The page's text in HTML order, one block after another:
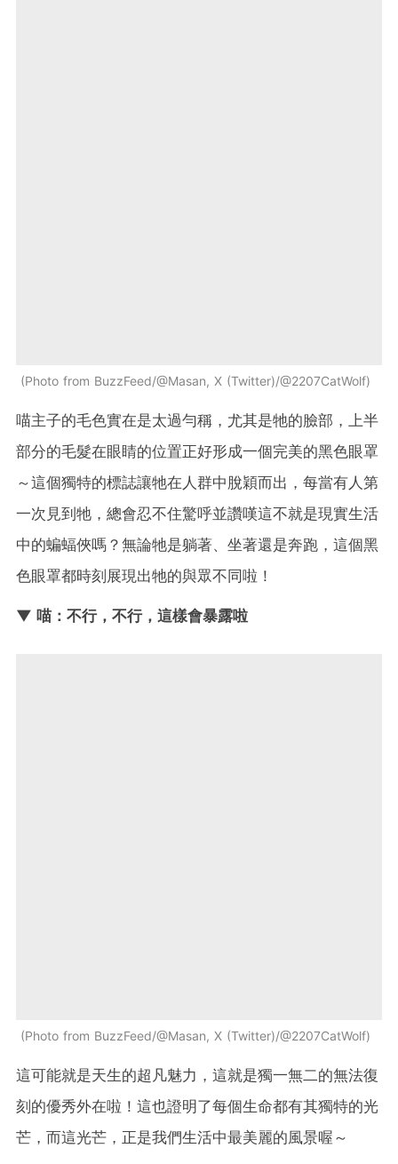
Photo from BuzzFeed/@Masan, X (Twitter)/@2207CatWolf
喵主子的毛色實在是太過勻稱，尤其是牠的臉部，上半
部分的毛髮在眼睛的位置正好形成一個完美的黑色眼罩
～這個獨特的標誌讓牠在人群中脫穎而出，每當有人第
一次見到牠，總會忍不住驚呼並讚嘆這不就是現實生活
中的蝙蝠俠嗎？無論牠是躺著、坐著還是奔跑，這個黑
色眼罩都時刻展現出牠的與眾不同啦！
▼ 喵：不行，不行，這樣會暴露啦
Photo from BuzzFeed/@Masan, X (Twitter)/@2207CatWolf
這可能就是天生的超凡魅力，這就是獨一無二的無法復
刻的優秀外在啦！這也證明了每個生命都有其獨特的光
芒，而這光芒，正是我們生活中最美麗的風景喔～